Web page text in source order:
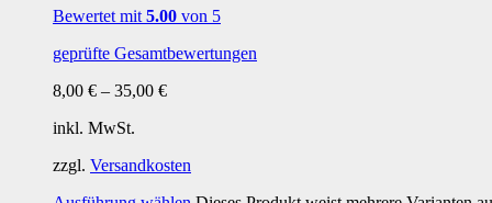
Bewertet mit 5.00 von 5
geprüfte Gesamtbewertungen
8,00 € – 35,00 €
inkl. MwSt.
zzgl. Versandkosten